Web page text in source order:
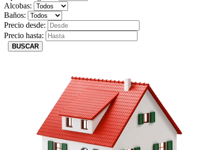
Alcobas:
Baños:
Precio desde:
Precio hasta:
BUSCAR